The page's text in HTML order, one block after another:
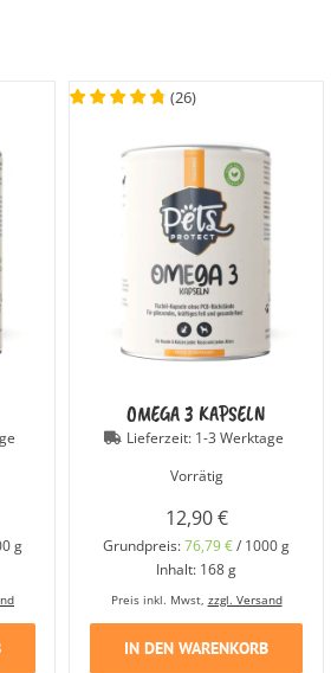
g
(26)
OMEGA 3 KAPSELN
Lieferzeit: 1-3 Werktage
Vorrätig
12,90€
Grundpreis:76,79€/ 1000g
Inhalt: 168g
Preis inkl. Mwst, zzgl. Versand
IN DEN WARENKORB